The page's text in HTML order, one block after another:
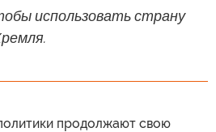
использовать страну
продолжают свою